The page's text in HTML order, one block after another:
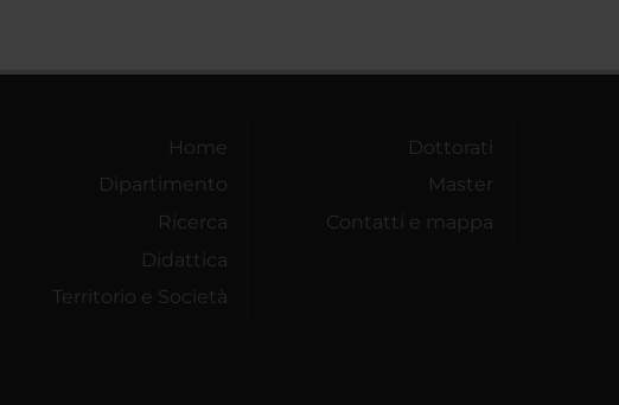
Home
Dipartimento
Ricerca
Didattica
Territorio e Società
Dottorati
Master
Contatti e mappa